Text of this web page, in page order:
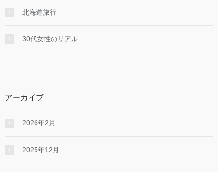
北海道旅行
30代女性のリアル
アーカイブ
2026年2月
2025年12月